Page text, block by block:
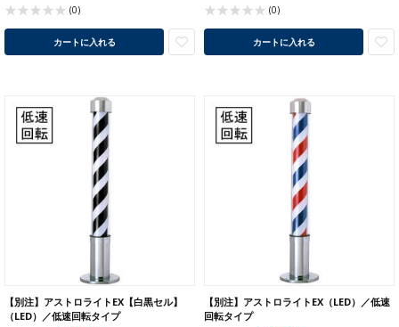
(0)
カートに入れる
(0)
カートに入れる
【別注】アストロライトEX【白黒セル】
（LED）／低速回転タイプ
【別注】アストロライトEX（LED）／低速
回転タイプ